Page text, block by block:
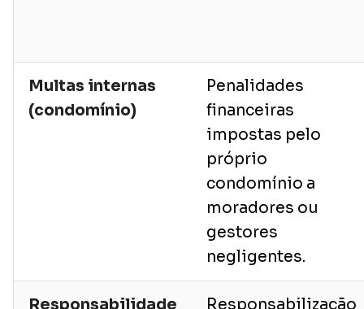
Multas internas
(condomínio)
Penalidades
financeiras
impostas pelo
próprio
condomínio a
moradores ou
gestores
negligentes.
Responsabilidade Responsabilização